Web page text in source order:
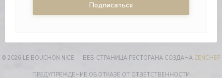
Подписаться
© 2026 LE BOUCHON NICE — ВЕБ-СТРАНИЦА РЕСТОРАНА СОЗДАНА ZENCHEF
ПРЕДУПРЕЖДЕНИЕ ОБ ОТКАЗЕ ОТ ОТВЕТСТВЕННОСТИ